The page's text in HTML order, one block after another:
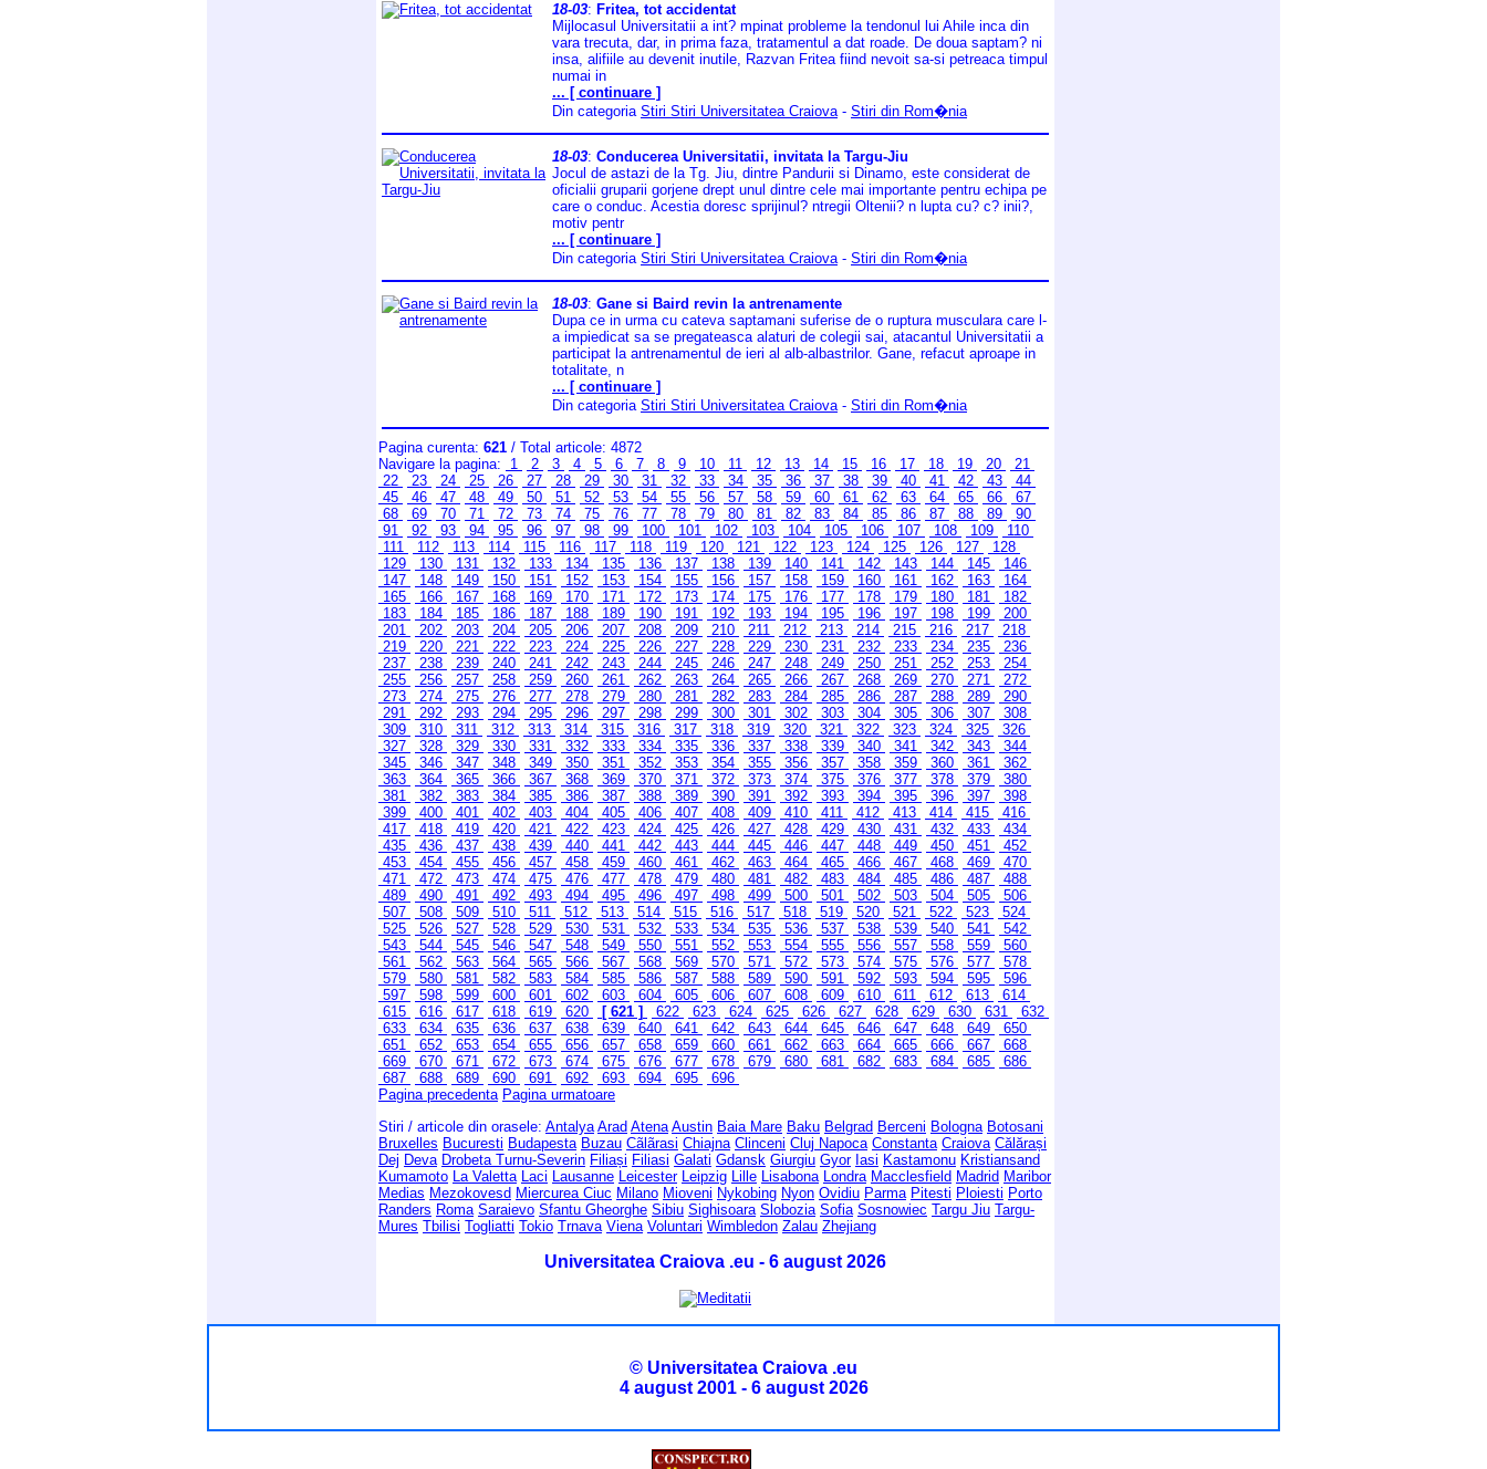
18-03: Fritea, tot accidentat
Mijlocasul Universitatii a int? mpinat probleme la tendonul lui Ahile inca din
vara trecuta, dar, in prima faza, tratamentul a dat roade. De doua saptam? ni
insa, alifiile au devenit inutile, Razvan Fritea fiind nevoit sa-si petreaca timpul
numai in
... [ continuare ]
Din categoria Stiri Stiri Universitatea Craiova- Stiri din Rom�nia
18-03: Conducerea Universitatii, invitata la Targu-Jiu
Jocul de astazi de la Tg. Jiu, dintre Pandurii si Dinamo, este considerat de
oficialii gruparii gorjene drept unul dintre cele mai importante pentru echipa pe
care o conduc. Acestia doresc sprijinul? ntregii Oltenii? n lupta cu? c? inii?,
motiv pentr
... [ continuare ]
Din categoria Stiri Stiri Universitatea Craiova- Stiri din Rom�nia
18-03: Gane si Baird revin la antrenamente
Dupa ce in urma cu cateva saptamani suferise de o ruptura musculara care l-
a impiedicat sa se pregateasca alaturi de colegii sai, atacantul Universitatii a
participat la antrenamentul de ieri al alb-albastrilor. Gane, refacut aproape in
totalitate, n
... [ continuare ]
Din categoria Stiri Stiri Universitatea Craiova- Stiri din Rom�nia
Pagina curenta: 621 / Total articole: 4872
Navigare la pagina:
1 2 3 4 5 6 7 8 9 10 11 12 13 14 15 16 17 18 19 20
21
22
23 24 25 26 27 28 29 30 31 32 33 34 35 36 37 38 39 40 41 42 43
44
45
46 47 48 49 50 51 52 53 54 55 56 57 58 59 60 61 62 63 64 65 66
67
68
69 70 71 72 73 74 75 76 77 78 79 80 81 82 83 84 85 86 87 88 89
90
91
92 93 94 95 96 97 98 99 100 101 102 103 104 105 106 107 108 109
110
111
112 113 114 115 116 117 118 119 120 121 122 123 124 125 126 127
128
129
130 131 132 133 134 135 136 137 138 139 140 141 142 143 144 145
146
147
148 149 150 151 152 153 154 155 156 157 158 159 160 161 162 163
164
165
166 167 168 169 170 171 172 173 174 175 176 177 178 179 180 181
182
183
184 185 186 187 188 189 190 191 192 193 194 195 196 197 198 199
200
201
202 203 204 205 206 207 208 209 210 211 212 213 214 215 216 217
218
219
220 221 222 223 224 225 226 227 228 229 230 231 232 233 234 235
236
237
238 239 240 241 242 243 244 245 246 247 248 249 250 251 252 253
254
255
256 257 258 259 260 261 262 263 264 265 266 267 268 269 270 271
272
273
274 275 276 277 278 279 280 281 282 283 284 285 286 287 288 289
290
291
292 293 294 295 296 297 298 299 300 301 302 303 304 305 306 307
308
309
310 311 312 313 314 315 316 317 318 319 320 321 322 323 324 325
326
327
328 329 330 331 332 333 334 335 336 337 338 339 340 341 342 343
344
345
346 347 348 349 350 351 352 353 354 355 356 357 358 359 360 361
362
363
364 365 366 367 368 369 370 371 372 373 374 375 376 377 378 379
380
381
382 383 384 385 386 387 388 389 390 391 392 393 394 395 396 397
398
399
400 401 402 403 404 405 406 407 408 409 410 411 412 413 414 415
416
417
418 419 420 421 422 423 424 425 426 427 428 429 430 431 432 433
434
435
436 437 438 439 440 441 442 443 444 445 446 447 448 449 450 451
452
453
454 455 456 457 458 459 460 461 462 463 464 465 466 467 468 469
470
471
472 473 474 475 476 477 478 479 480 481 482 483 484 485 486 487
488
489
490 491 492 493 494 495 496 497 498 499 500 501 502 503 504 505
506
507
508 509 510 511 512 513 514 515 516 517 518 519 520 521 522 523
524
525
526 527 528 529 530 531 532 533 534 535 536 537 538 539 540 541
542
543
544 545 546 547 548 549 550 551 552 553 554 555 556 557 558 559
560
561
562 563 564 565 566 567 568 569 570 571 572 573 574 575 576 577
578
579
580 581 582 583 584 585 586 587 588 589 590 591 592 593 594 595
596
597
598 599 600 601 602 603 604 605 606 607 608 609 610 611 612 613
614
615
616 617 618 619 620 [ 621 ] 622 623 624 625 626 627 628 629 630 631
632
633
634 635 636 637 638 639 640 641 642 643 644 645 646 647 648 649
650
651
652 653 654 655 656 657 658 659 660 661 662 663 664 665 666 667
668
669
670 671 672 673 674 675 676 677 678 679 680 681 682 683 684 685
686
687
688 689 690 691 692 693 694 695
696
Pagina precedenta Pagina urmatoare
Stiri / articole din orasele: Antalya Arad Atena Austin Baia Mare Baku Belgrad Berceni Bologna Botosani
Bruxelles Bucuresti Budapesta Buzau Cãlãrasi Chiajna Clinceni Cluj Napoca Constanta Craiova Călărași
Dej Deva Drobeta Turnu-Severin Filiași Filiasi Galati Gdansk Giurgiu Gyor Iasi Kastamonu Kristiansand
Kumamoto
La Valetta Laci Lausanne Leicester Leipzig Lille Lisabona Londra Macclesfield Madrid Maribor
Medias Mezokovesd Miercurea Ciuc Milano Mioveni Nykobing Nyon Ovidiu Parma Pitesti Ploiesti Porto
Randers Roma Saraievo Sfantu Gheorghe Sibiu Sighisoara Slobozia Sofia Sosnowiec Targu Jiu Targu-
Mures Tbilisi Togliatti Tokio Trnava Viena Voluntari Wimbledon Zalau Zhejiang
Universitatea Craiova .eu - 6 august 2026
© Universitatea Craiova .eu
4 august 2001 - 6 august 2026